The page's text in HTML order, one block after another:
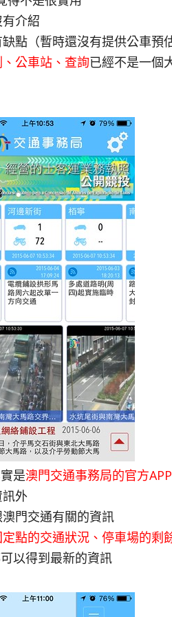
介紹
點（暫時還沒有提供公車預
公車站、查詢已經不是一個
是澳門交通事務局的官方APP
外
門交通有關的資訊
定點的交通狀況、停車場的剩
以得到最新的資訊